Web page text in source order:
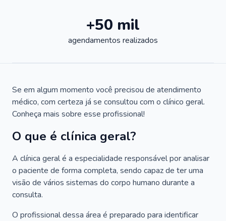
+50 mil
agendamentos realizados
Se em algum momento você precisou de atendimento
médico, com certeza já se consultou com o clínico geral.
Conheça mais sobre esse profissional!
O que é clínica geral?
A clínica geral é a especialidade responsável por analisar
o paciente de forma completa, sendo capaz de ter uma
visão de vários sistemas do corpo humano durante a
consulta.
O profissional dessa área é preparado para identificar